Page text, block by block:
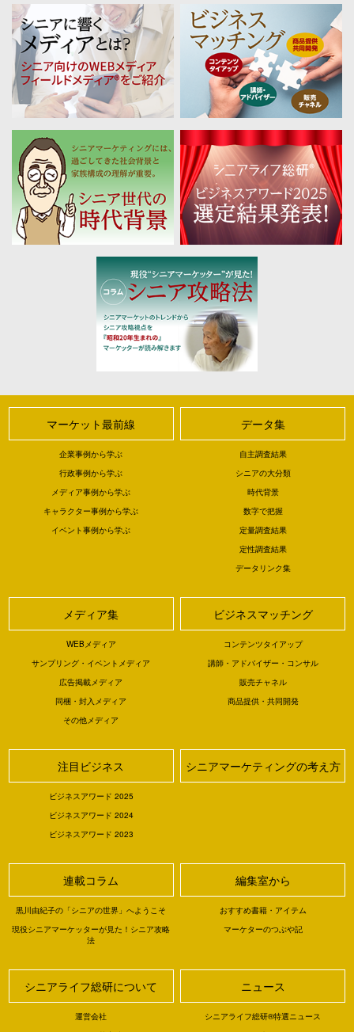
マーケット最前線
企業事例から学ぶ
行政事例から学ぶ
メディア事例から学ぶ
キャラクター事例から学ぶ
イベント事例から学ぶ
データ集
自主調査結果
シニアの大分類
時代背景
数字で把握
定量調査結果
定性調査結果
データリンク集
メディア集
WEBメディア
サンプリング・イベントメディア
広告掲載メディア
同梱・封入メディア
その他メディア
ビジネスマッチング
コンテンツタイアップ
講師・アドバイザー・コンサル
販売チャネル
商品提供・共同開発
注目ビジネス
ビジネスアワード 2025
ビジネスアワード 2024
ビジネスアワード 2023
シニアマーケティングの考え方
連載コラム
黒川由紀子の「シニアの世界」へようこそ
現役シニアマーケッターが見た！シニア攻略
法
編集室から
おすすめ書籍・アイテム
マーケターのつぶや記
シニアライフ総研について
運営会社
ニュース
シニアライフ総研®特選ニュース